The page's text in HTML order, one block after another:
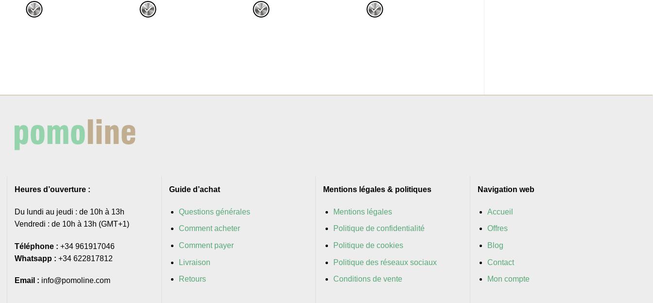
Heures d’ouverture :
Du lundi au jeudi : de 10h à 13h
Vendredi : de 10h à 13h (GMT+1)
Téléphone : +34 961917046
Whatsapp : +34 622817812
Email : info@pomoline.com
Guide d’achat
Questions générales
Comment acheter
Comment payer
Livraison
Retours
Mentions légales & politiques
Mentions légales
Politique de confidentialité
Politique de cookies
Politique des réseaux sociaux
Conditions de vente
Navigation web
Accueil
Offres
Blog
Contact
Mon compte